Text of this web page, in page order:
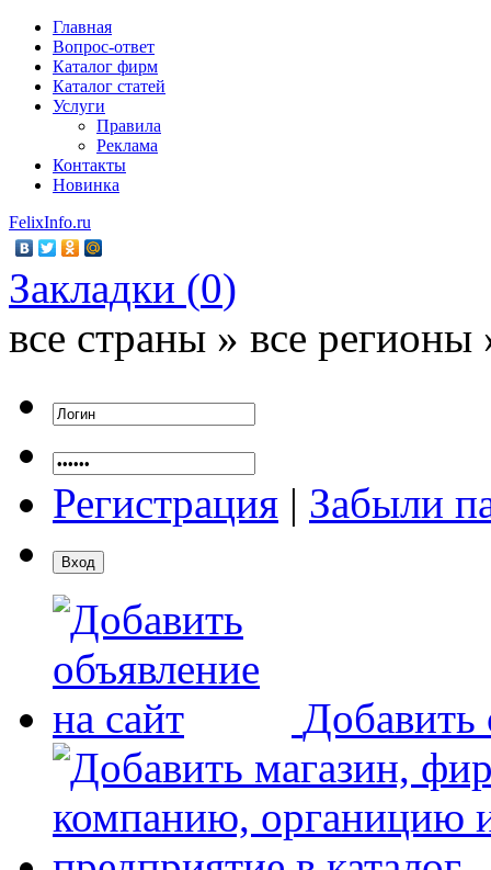
Главная
Вопрос-ответ
Каталог фирм
Каталог статей
Услуги
Правила
Реклама
Контакты
Новинка
FelixInfo.ru
Закладки (0)
все страны » все регионы
Регистрация | Забыли
Добавить